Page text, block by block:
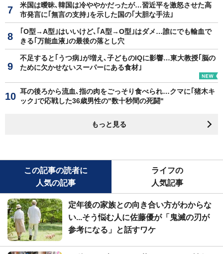
米国は曖昧､韓国は冷ややかだったが…習近平を激怒させた高
市発言に｢無言の支持｣を示した国の｢大胆な手法｣
｢O型→A型｣はいいけど､｢A型→O型｣はダメ…誰にでも輸血で
きる｢万能血液｣の最後の落とし穴
不足すると｢うつ病｣が増え､子どものIQに影響…東大教授｢脳の
ために欠かせないスーパーにある食材｣
耳の後ろから流血､指の肉をごっそり食べられ…クマに｢猪木キ
ック｣で応戦した36歳男性の"数十秒間の死闘"
もっと見る
この記事の読者に
人気の記事
ライフの
人気記事
定年後の家族との向き合い方がわからな
い...そう悩む人に佐藤優が「鬼滅の刃が
参考になる」と話すワケ